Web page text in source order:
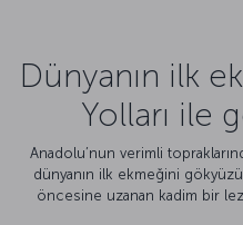
Dünyanın ilk
Yolları ile
Anadolu’nun verimli
dünyanın ilk ekmeğini
öncesine uzanan kadim bir